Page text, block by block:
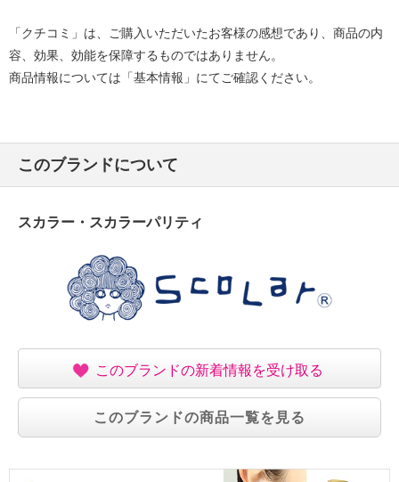
「クチコミ」は、ご購入いただいたお客様の感想であり、商品の内
容、効果、効能を保障するものではありません。
商品情報については「基本情報」にてご確認ください。
このブランドについて
スカラー・スカラーパリティ
このブランドの新着情報を受け取る
このブランドの商品一覧を見る